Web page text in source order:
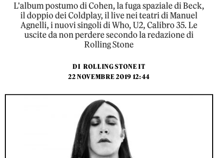
L'album postumo di Cohen, la fuga spaziale di Beck,
il doppio dei Coldplay, il live nei teatri di Manuel
Agnelli, i nuovi singoli di Who, U2, Calibro 35. Le
uscite da non perdere secondo la redazione di
Rolling Stone
DI ROLLING STONE IT
22 NOVEMBRE 2019 12:44